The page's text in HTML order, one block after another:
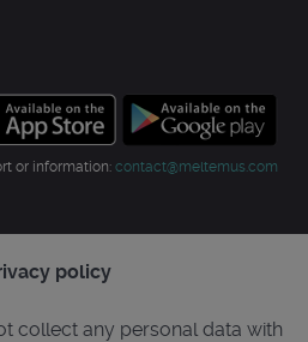
or information: contact@meltemus.com
policy
collect any personal data with